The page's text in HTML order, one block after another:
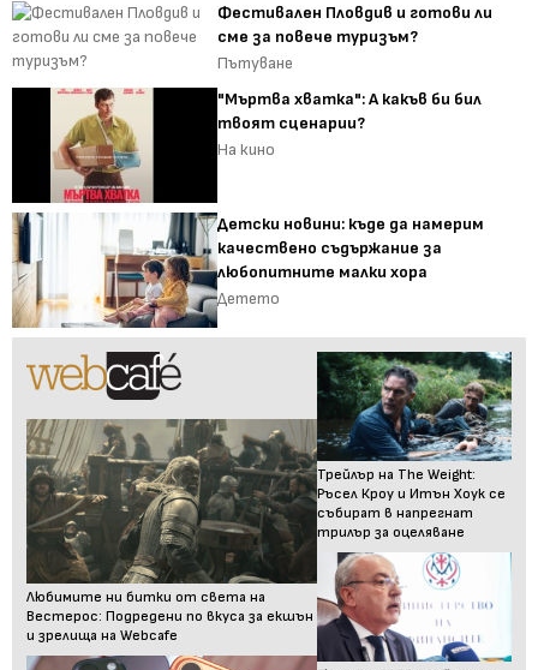
Фестивален Пловдив и готови ли
сме за повече туризъм?
Пътуване
"Мъртва хватка": А какъв би бил
твоят сценарии?
На кино
Детски новини: къде да намерим
качествено съдържание за
любопитните малки хора
Детето
Любимите ни битки от света на
Вестерос: Подредени по вкуса за екшън
и зрелища на Webcafe
Трейлър на The Weight:
Ръсел Кроу и Итън Хоук се
събират в напрегнат
трилър за оцеляване